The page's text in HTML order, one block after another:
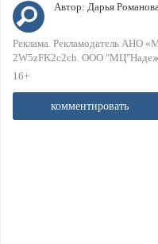
Автор: Дарья Романова
Реклама. Рекламодатель АНО
2W5zFK2c2ch. ООО
16+
комментировать